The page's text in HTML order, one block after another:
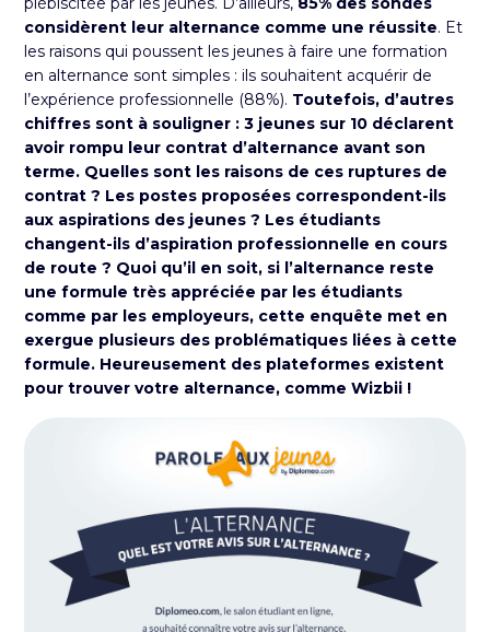
considèrent leur alternance comme une réussite. Et
les raisons qui poussent les jeunes à faire une formation
en alternance sont simples : ils souhaitent acquérir de
l’expérience professionnelle (88%). Toutefois, d’autres
chiffres sont à souligner : 3 jeunes sur 10 déclarent
avoir rompu leur contrat d’alternance avant son
terme. Quelles sont les raisons de ces ruptures de
contrat ? Les postes proposées correspondent-ils
aux aspirations des jeunes ? Les étudiants
changent-ils d’aspiration professionnelle en cours
de route ? Quoi qu’il en soit, si l’alternance reste
une formule très appréciée par les étudiants
comme par les employeurs, cette enquête met en
exergue plusieurs des problématiques liées à cette
formule. Heureusement des plateformes existent
pour trouver votre alternance, comme Wizbii !